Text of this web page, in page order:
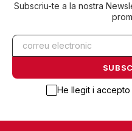
Subscriu-te a la nostra
He llegit i accepto